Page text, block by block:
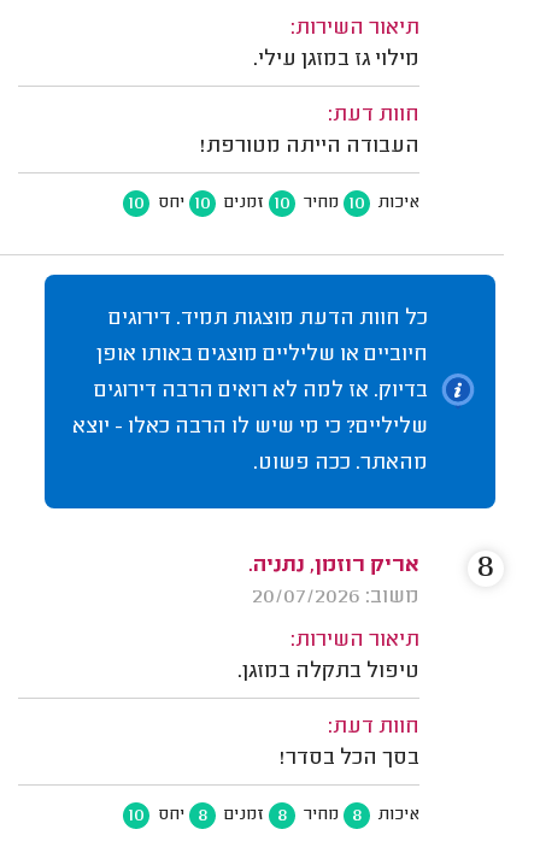
תיאור השירות:
מילוי גז במזגן עילי.
חוות דעת:
העבודה הייתה מטורפת!
איכות 10 מחיר 10 זמנים 10 יחס 10
כל חוות הדעת מוצגות תמיד. דירוגים
חיוביים או שליליים מוצגים באותו אופן
בדיוק. אז למה לא רואים הרבה דירוגים
שליליים? כי מי שיש לו הרבה כאלו - יוצא
מהאתר. ככה פשוט.
אריק רוזמן, נתניה.
משוב: 20/07/2026
תיאור השירות:
טיפול בתקלה במזגן.
חוות דעת:
בסך הכל בסדר!
איכות 8 מחיר 8 זמנים 8 יחס 10
8